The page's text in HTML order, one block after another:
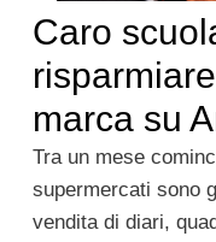
Caro
marca su
Tra un mese
supermercati sono
vendita di diari,